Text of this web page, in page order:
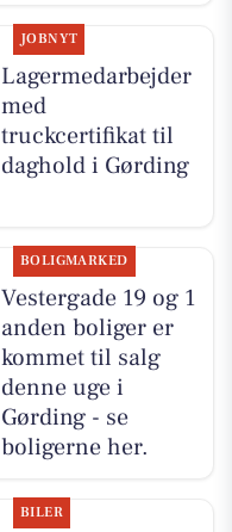
JOBNYT
Lagermedarbejder
med
truckcertifikat til
daghold i Gørding
BOLIGMARKED
Vestergade 19 og 1
anden boliger er
kommet til salg
denne uge i
Gørding - se
boligerne her.
BILER